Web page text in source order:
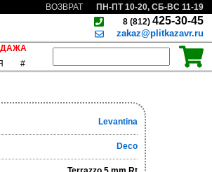
ВОЗВРАТ
ПН-ПТ 10-20, СБ-ВС 11-19
8 (812) 425-30-45
zakaz@plitkazavr.ru
#
Levantina
Deco